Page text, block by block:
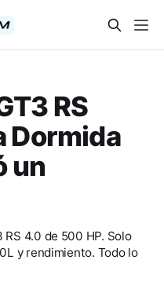
RS
Dormida
un
RS 4.0 de 500 HP. Solo
y rendimiento. Todo lo